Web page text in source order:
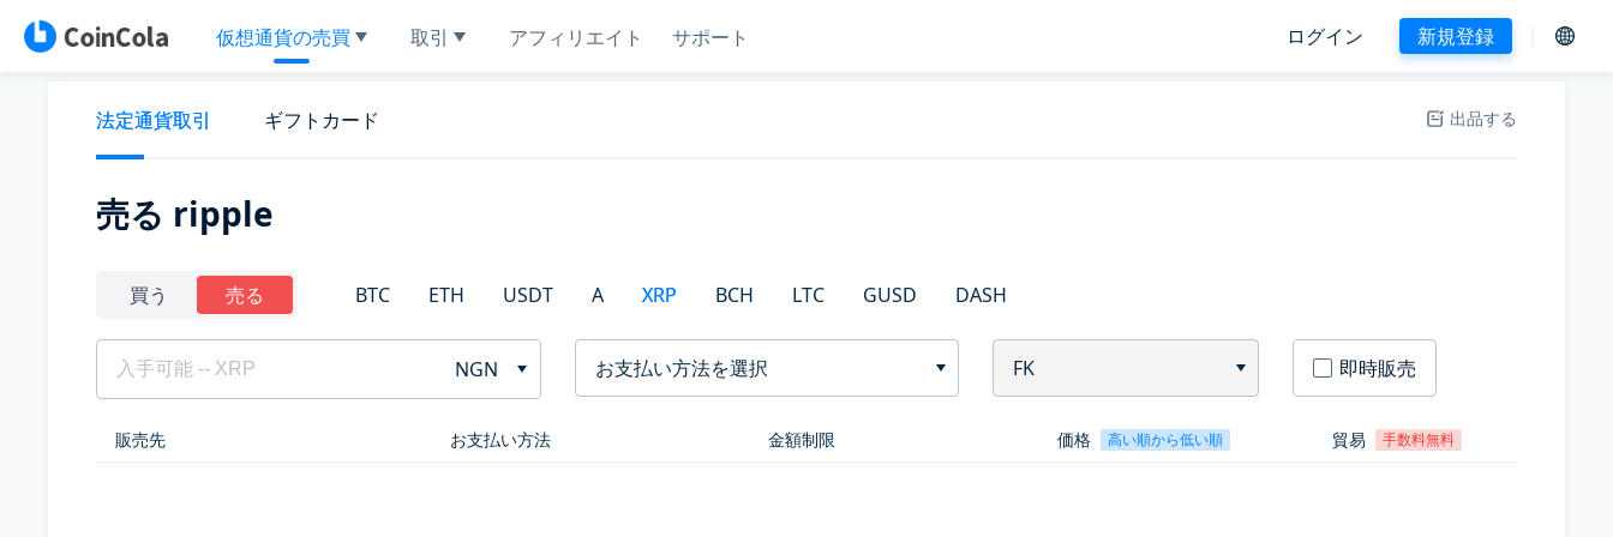
仮想通貨の売買 取引 アフィリエイト サポート ログイン 新規登録
法定通貨取引 ギフトカード 出品する
売る ripple
買う 売る BTC ETH USDT A XRP BCH LTC GUSD DASH
NGN お支払い方法を選択 FK 即時販売
販売先 お支払い方法 金額制限 価格 高い順から低い順 貿易 手数料無料